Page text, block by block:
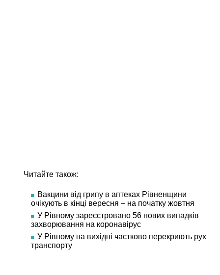
Читайте також:
Вакцини від грипу в аптеках Рівненщини
очікують в кінці вересня – на початку жовтня
У Рівному зареєстровано 56 нових випадків
захворювання на коронавірус
У Рівному на вихідні частково перекриють рух
транспорту